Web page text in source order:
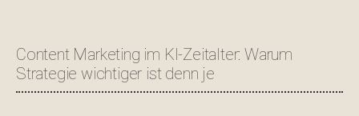
Content Marketing im KI-Zeitalter: Warum
Strategie wichtiger ist denn je